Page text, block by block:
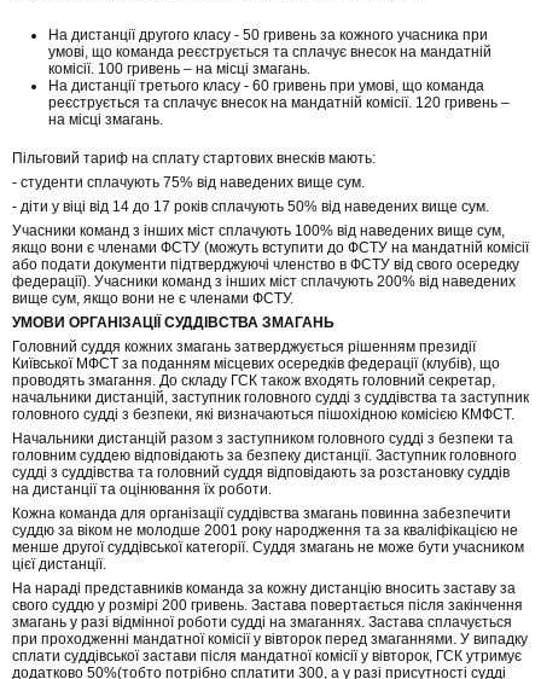
На дистанції другого класу - 50 гривень за кожного учасника при
умові, що команда реєструється та сплачує внесок на мандатній
комісії. 100 гривень – на місці змагань.
На дистанції третього класу - 60 гривень при умові, що команда
реєструється та сплачує внесок на мандатній комісії. 120 гривень –
на місці змагань.
Пільговий тариф на сплату стартових внесків мають:
- студенти сплачують 75% від наведених вище сум.
- діти у віці від 14 до 17 років сплачують 50% від наведених вище сум.
Учасники команд з інших міст сплачують 100% від наведених вище сум,
якщо вони є членами ФСТУ (можуть вступити до ФСТУ на мандатній комісії
або подати документи підтверджуючі членство в ФСТУ від свого осередку
федерації). Учасники команд з інших міст сплачують 200% від наведених
вище сум, якщо вони не є членами ФСТУ.
УМОВИ ОРГАНІЗАЦІЇ СУДДІВСТВА ЗМАГАНЬ
Головний суддя кожних змагань затверджується рішенням президії
Київської МФСТ за поданням місцевих осередків федерації (клубів), що
проводять змагання. До складу ГСК також входять головний секретар,
начальники дистанцій, заступник головного судді з суддівства та заступник
головного судді з безпеки, які визначаються пішохідною комісією КМФСТ.
Начальники дистанцій разом з заступником головного судді з безпеки та
головним суддею відповідають за безпеку дистанції. Заступник головного
судді з суддівства та головний суддя відповідають за розстановку суддів
на дистанції та оцінювання їх роботи.
Кожна команда для організації суддівства змагань повинна забезпечити
суддю за віком не молодше 2001 року народження та за кваліфікацією не
менше другої суддівської категорії. Суддя змагань не може бути учасником
цієї дистанції.
На нараді представників команда за кожну дистанцію вносить заставу за
свого суддю у розмірі 200 гривень. Застава повертається після закінчення
змагань у разі відмінної роботи судді на змаганнях. Застава сплачується
при проходженні мандатної комісії у вівторок перед змаганнями. У випадку
сплати суддівської застави після мандатної комісії у вівторок, ГСК утримує
додатково 50%(тобто потрібно сплатити 300, а у разі присутності судді